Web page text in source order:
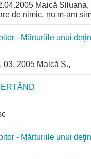
Maică
de nimic, nu m-am
- Mărturiile unui
03. 2005 Maică S.,
- Mărturiile unui